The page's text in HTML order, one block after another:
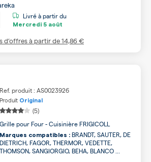
Livré à partir du
Mercredi 5 août
d’offres à partir de14,86 €
Ref. produit : AS0023926
Produit Original
(5)
Grille pour Four - Cuisinière FRIGICOLL
Marques compatibles : BRANDT, SAUTER, DE
DIETRICH, FAGOR, THERMOR, VEDETTE,
THOMSON, SANGIORGIO, BEHA, BLANCO ...